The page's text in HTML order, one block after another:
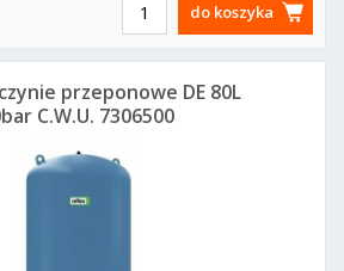
do koszyka
przeponowe DE 80L
C.W.U. 7306500